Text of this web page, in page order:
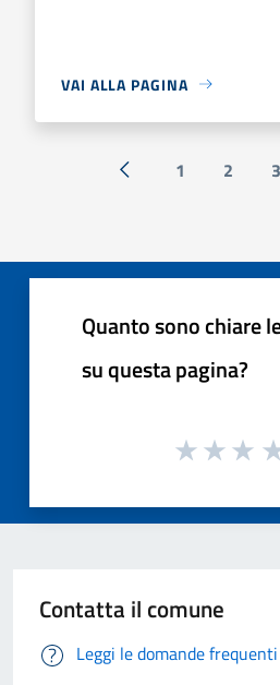
VAI ALLA PAGINA
« Precedente
1 2 3
Quanto sono chiare
su questa pagina?
Contatta il comune
Leggi le domande frequenti